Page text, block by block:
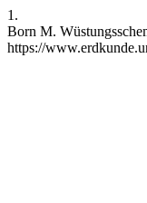
1.
Born M.
https://